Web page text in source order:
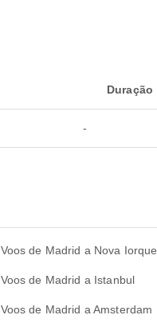
Duração
-
Voos de Madrid a Nova Iorque
Voos de Madrid a Istanbul
Voos de Madrid a Amsterdam